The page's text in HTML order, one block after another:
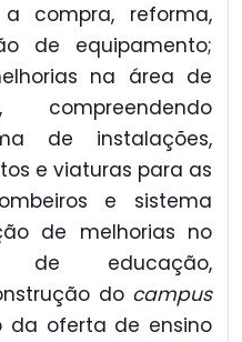
a compra, reforma,
de equipamento;
na área de
compreendendo
de instalações,
e viaturas para as
e sistema
de melhorias no
de educação,
do campus
da oferta de ensino